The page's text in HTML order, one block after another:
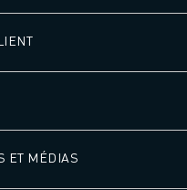
ET MÉDIAS